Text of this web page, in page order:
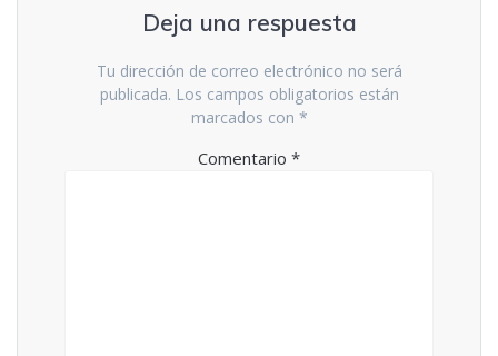
Deja una respuesta
Tu dirección de correo electrónico no será
publicada. Los campos obligatorios están
marcados con *
Comentario *